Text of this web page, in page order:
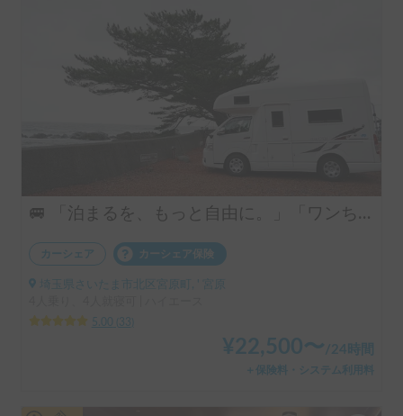
🚐 「泊まるを、もっと自由に。」「ワンちゃんも一緒に、旅に出よう。」ハイエースベースのラグジュアリーキャブコン！ 4人乗りで広々ゆったり快適空間 ・リアクーラー完備で移動中も後部座席も快適 ・揺れが少なく長距離でも快適な乗り心地 👉 初めてのキャンピングカーにもおすすめです！オプションキャンプ用品も充実してます。
カーシェア カーシェア保険
埼玉県さいたま市北区宮原町, ' 宮原
5.00
33
¥22,500〜 /24時間
＋保険料・システム利用料